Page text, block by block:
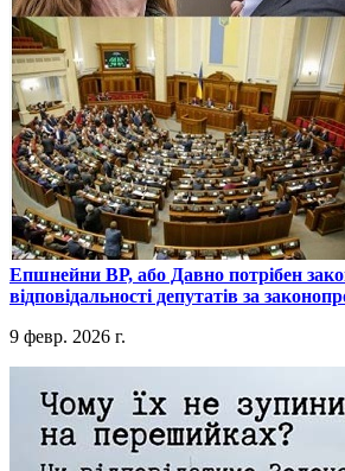
​Епшнейни ВР, або Давно потрібен
відповідальності депутатів за
9 февр. 2026 г.